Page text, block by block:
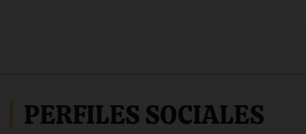
PERFILES SOCIALES